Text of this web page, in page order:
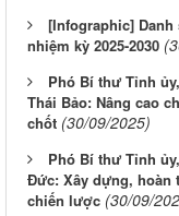
[Infographic]
nhiệm kỳ 2025-2030
Phó Bí thư Tỉnh
Thái Bảo: Nâng cao
chốt (30/09/2025)
Phó Bí thư Tỉnh
Đức: Xây dựng, hoàn
chiến lược (30/09/